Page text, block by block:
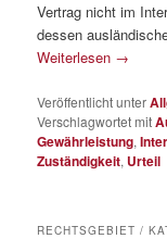
Vertrag nicht im
dessen
Weiterlesen →
Veröffentlicht unter
Verschlagwortet mit
Gewährleistung,
Zuständigkeit, Urteil
RECHTSGEBIET /